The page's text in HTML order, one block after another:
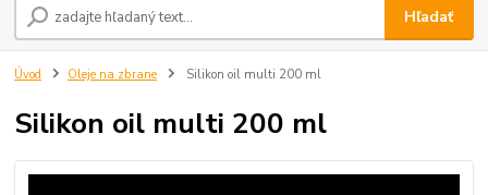
Hľadať
Úvod Oleje na zbrane Silikon oil multi 200 ml
Silikon oil multi 200 ml